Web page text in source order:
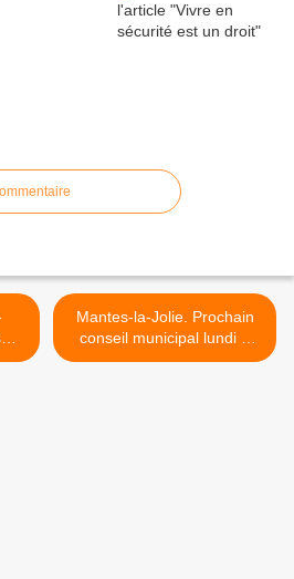
Mantes-la-Jolie. Prochain
conseil municipal lundi 2
juillet >